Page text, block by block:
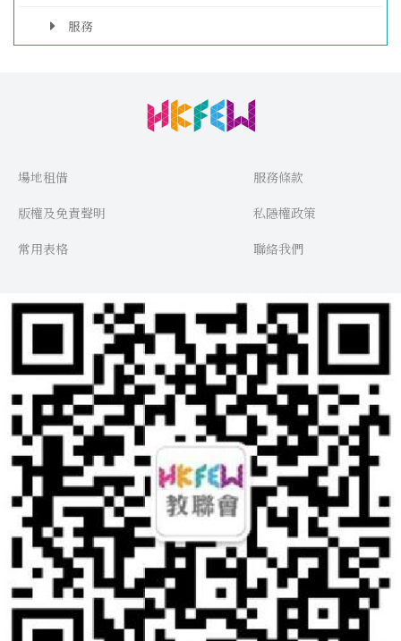
服務
場地租借
服務條款
版權及免責聲明
私隱權政策
常用表格
聯絡我們